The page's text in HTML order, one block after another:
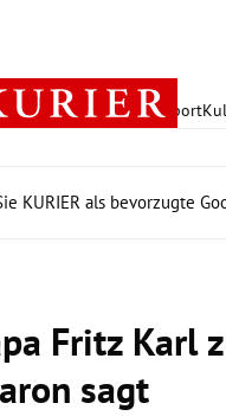
PolitikWirtschaft Sport
KURIER als bevorzugte
Fritz Karl
sagt